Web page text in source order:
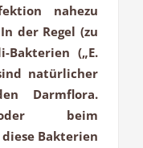
nahezu
der Regel (zu
Bakterien („E.
natürlicher
Darmflora.
beim
Bakterien